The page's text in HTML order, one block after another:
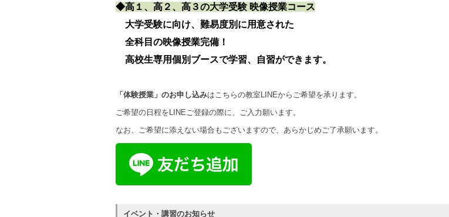
◆高１、高２、高３の大学受験 映像授業コース
大学受験に向け、難易度別に用意された
全科目の映像授業完備！
高校生専用個別ブースで学習、自習ができます。
「体験授業」のお申し込みはこちらの教室LINEからご希望を承ります。
ご希望の日程をLINEご登録の際に、ご入力願います。
なお、ご希望に添えない場合もございますので、あらかじめご了承願います。
イベント・講習のお知らせ